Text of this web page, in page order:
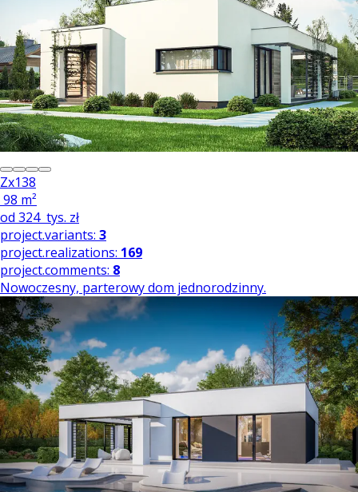
Zx138
98 m²
od 324 tys. zł
project.variants: 3
project.realizations: 169
project.comments: 8
Nowoczesny, parterowy dom jednorodzinny.